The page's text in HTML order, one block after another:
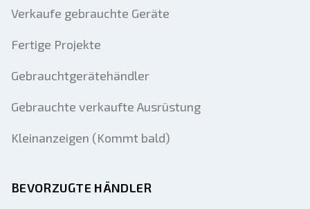
Verkaufe gebrauchte Geräte
Fertige Projekte
Gebrauchtgerätehändler
Gebrauchte verkaufte Ausrüstung
Kleinanzeigen (Kommt bald)
BEVORZUGTE HÄNDLER